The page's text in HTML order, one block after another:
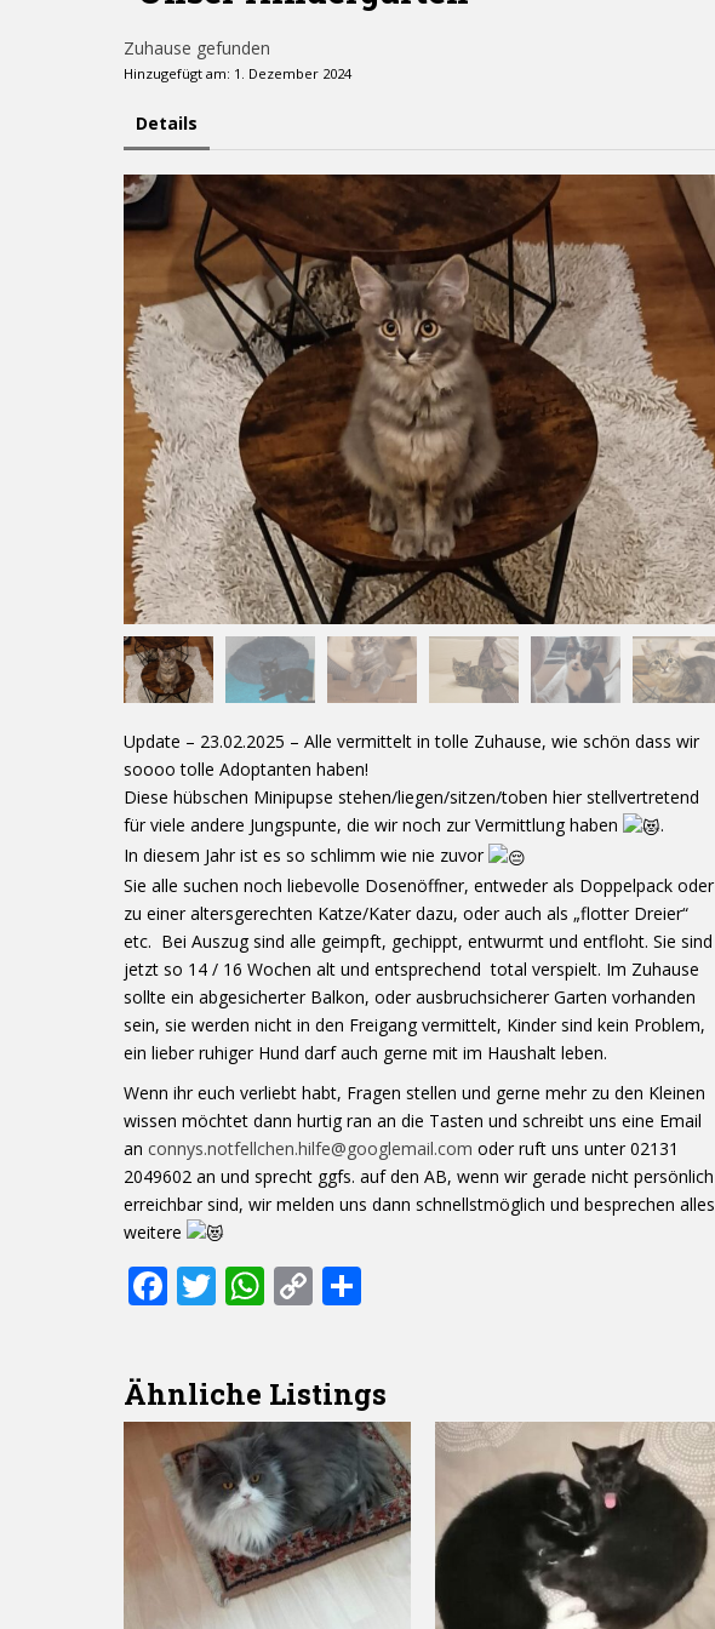
Zuhause gefunden
Hinzugefügt am: 1. Dezember 2024
Details
Update – 23.02.2025 – Alle vermittelt in tolle Zuhause, wie schön dass wir
soooo tolle Adoptanten haben!
Diese hübschen Minipupse stehen/liegen/sitzen/toben hier stellvertretend
für viele andere Jungspunte, die wir noch zur Vermittlung haben
.
In diesem Jahr ist es so schlimm wie nie zuvor
Sie alle suchen noch liebevolle Dosenöffner, entweder als Doppelpack oder
zu einer altersgerechten Katze/Kater dazu, oder auch als „flotter Dreier“
etc. Bei Auszug sind alle geimpft, gechippt, entwurmt und entfloht. Sie sind
jetzt so 14 / 16 Wochen alt und entsprechend total verspielt. Im Zuhause
sollte ein abgesicherter Balkon, oder ausbruchsicherer Garten vorhanden
sein, sie werden nicht in den Freigang vermittelt, Kinder sind kein Problem,
ein lieber ruhiger Hund darf auch gerne mit im Haushalt leben.
Wenn ihr euch verliebt habt, Fragen stellen und gerne mehr zu den Kleinen
wissen möchtet dann hurtig ran an die Tasten und schreibt uns eine Email
an connys.notfellchen.hilfe@googlemail.com oder ruft uns unter 02131
2049602 an und sprecht ggfs. auf den AB, wenn wir gerade nicht persönlich
erreichbar sind, wir melden uns dann schnellstmöglich und besprechen alles
weitere
F
b
o
o
k
T
er
W
s
A
p
p
C
y
Li
n
k
n
Ähnliche Listings